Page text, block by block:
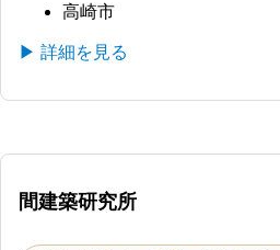
高崎市
▶ 詳細を見る
間建築研究所